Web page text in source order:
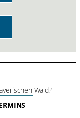
Wald?